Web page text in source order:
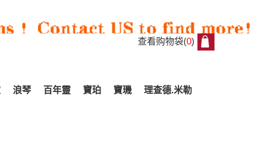
查看购物袋(0)
浪琴 百年靈 寶珀 寶璣 理查德.米勒